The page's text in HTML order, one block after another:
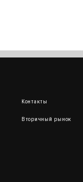
Контакты
Вторичный рынок